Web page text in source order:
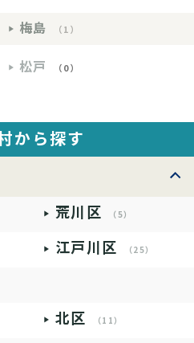
梅島 （1）
松戸 （0）
から探す
荒川区 （5）
江戸川区 （25）
北区 （11）